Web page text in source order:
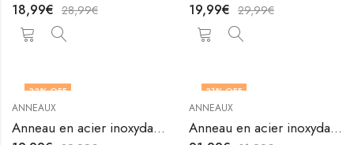
18,99€ 28,99€ 19,99€ 29,99€
33% OFF
ANNEAUX
Anneau en acier inoxydable plaqué or 18K de V&F Jewelers
31% OFF
OUT OF STOCK
ANNEAUX
Anneau en acier inoxydable plaqué or 18K de V&F Jewelers